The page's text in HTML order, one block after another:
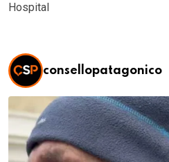
Hospital
consellopatagonico